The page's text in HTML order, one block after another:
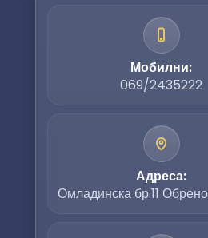
Мобилни:
069/2435222
Адреса:
Омладинска бр.11